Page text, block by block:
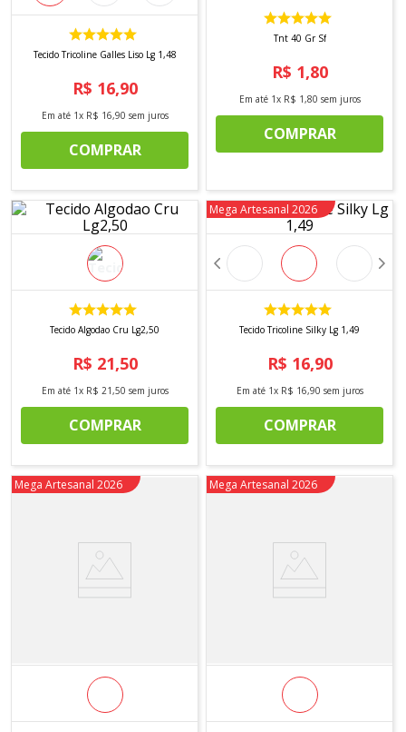
Tecido Tricoline Galles Liso Lg 1,48
R$ 16,90
Em até 1x R$ 16,90 sem juros
COMPRAR
Tnt 40 Gr Sf
R$ 1,80
Em até 1x R$ 1,80 sem juros
COMPRAR
Tecido Algodao Cru Lg2,50
R$ 21,50
Em até 1x R$ 21,50 sem juros
COMPRAR
Mega Artesanal 2026
Tecido Tricoline Silky Lg 1,49
R$ 16,90
Em até 1x R$ 16,90 sem juros
COMPRAR
Novidade
Mega Artesanal 2026 Novidade
Mega Artesanal 2026
tricoline digital
tecido oxford